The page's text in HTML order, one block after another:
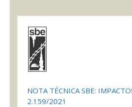
NOTA TÉCNICA SBE:
2.159/2021